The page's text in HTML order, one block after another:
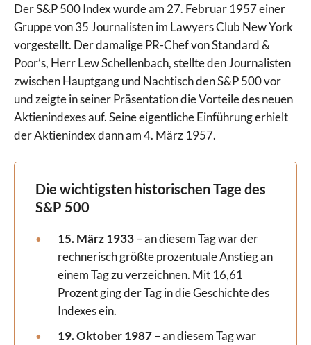
Der S&P 500 Index wurde am 27. Februar 1957 einer
Gruppe von 35 Journalisten im Lawyers Club New York
vorgestellt. Der damalige PR-Chef von Standard &
Poor’s, Herr Lew Schellenbach, stellte den Journalisten
zwischen Hauptgang und Nachtisch den S&P 500 vor
und zeigte in seiner Präsentation die Vorteile des neuen
Aktienindexes auf. Seine eigentliche Einführung erhielt
der Aktienindex dann am 4. März 1957.
Die wichtigsten historischen Tage des
S&P 500
15. März 1933– an diesem Tag war der
rechnerisch größte prozentuale Anstieg an
einem Tag zu verzeichnen. Mit 16,61
Prozent ging der Tag in die Geschichte des
Indexes ein.
19. Oktober 1987– an diesem Tag war